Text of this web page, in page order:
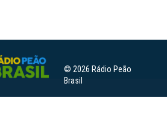
© 2026 Rádio Peão
Brasil